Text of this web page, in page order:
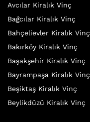
Avcılar Kiralık Vinç
Bağcılar Kiralık Vinç
Bahçelievler Kiralık Vinç
Bakırköy Kiralık Vinç
Başakşehir Kiralık Vinç
Bayrampaşa Kiralık Vinç
Beşiktaş Kiralık Vinç
Beylikdüzü Kiralık Vinç